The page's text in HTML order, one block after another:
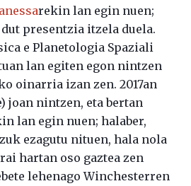
rekin lan egin nuen;
presentzia itzela duela.
e Planetologia Spaziali
lan egiten egon nintzen
oinarria izan zen. 2017an
joan nintzen, eta bertan
lan egin nuen; halaber,
ezagutu nituen, hala nola
hartan oso gaztea zen
lehenago Winchesterren